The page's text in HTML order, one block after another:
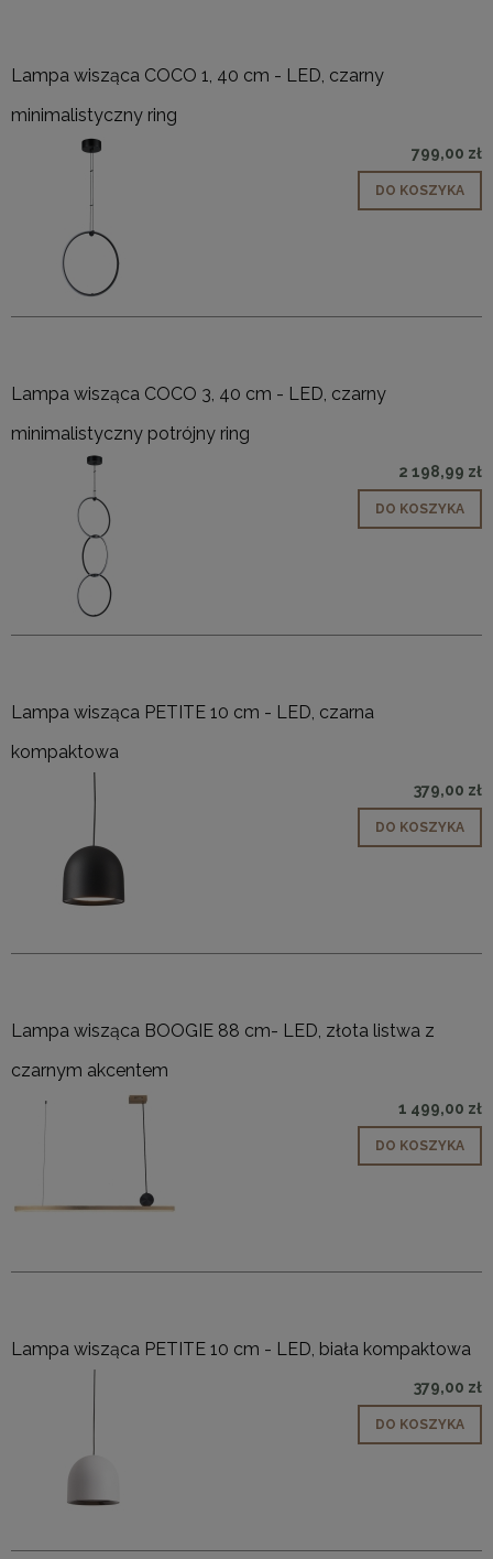
Lampa wisząca COCO 1, 40 cm - LED, czarny
minimalistyczny ring
799,00 zł
DO KOSZYKA
Lampa wisząca COCO 3, 40 cm - LED, czarny
minimalistyczny potrójny ring
2 198,99 zł
DO KOSZYKA
Lampa wisząca PETITE 10 cm - LED, czarna
kompaktowa
379,00 zł
DO KOSZYKA
Lampa wisząca BOOGIE 88 cm- LED, złota listwa z
czarnym akcentem
1 499,00 zł
DO KOSZYKA
Lampa wisząca PETITE 10 cm - LED, biała kompaktowa
379,00 zł
DO KOSZYKA